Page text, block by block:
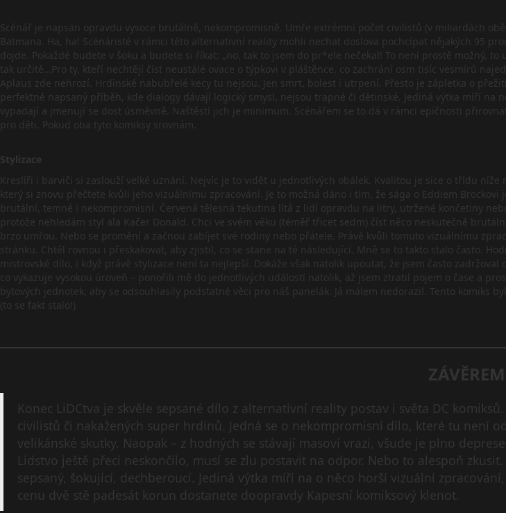
Scénář je napsán opravdu vysoce brutálně, nekompromisně. Umře extrémní počet civilistů (v miliardách
Batmana. Ha, ha! Scénáristé v rámci této alternativní reality mohli nechat doslova pochcípat nějakých 95
dojde. Pokaždé budete v šoku a budete si říkat: „no, tak to jsem do pr*ele nečekal! To není prostě možný,
tak určitě…Pro ty, kteří nechtějí číst neustálé ovace o týpkovi v pláštěnce, co zachrání osm tisíc vesmírů
Aplaus zde nehrozí. Hrdinské nabubřelé kecy tu nejsou. Jen smrt, bolest i utrpení. Přesto je zápletka o
perfektně napsaný příběh, kde dialogy dávají logický smysl, nejsou trapné či dětinské. Jediná výtka míří
vypadají a jmenují se dost úsměvně. Naštěstí jich je minimum. Scénářem se to dá v rámci epičnosti
pro děti. Pokud oba tyto komiksy srovnám.
Stylizace
Kreslíři i barviči si zaslouží velké uznání. Nejvíc je to vidět u jednotlivých obálek. Kvalitou je sice o třídu níže
který si znovu přečtete kvůli jeho vizuálnímu zpracování. Je to možná dáno i tím, že sága o Eddiem
brutální, temné i nekompromisní. Červená tělesná tekutina lítá z lidí opravdu na litry, utržené končetiny
protože nehledám styl ala Kačer Donald. Chci ve svém věku (téměř třicet sedm) číst něco neskutečně
brzo umřou. Nebo se promění a začnou zabíjet své rodiny nebo přátele. Právě kvůli tomuto vizuálnímu
stránku. Chtěl rovnou i přeskakovat, aby zjistil, co se stane na té následující. Mně se to takto stalo často.
mistrovské dílo, i když právě stylizace není ta nejlepší. Dokáže však natolik upoutat, že jsem často
co vykazuje vysokou úroveň – ponořili mě do jednotlivých událostí natolik, až jsem ztratil pojem o čase a
bytových jednotek, aby se odsouhlasily podstatné věci pro náš panelák. Já málem nedorazil. Tento komiks
(to se fakt stalo!)
ZÁVĚREM
Konec LiDCtva je skvěle sepsané dílo z alternativní reality postav i světa DC
civilistů či nakažených super hrdinů. Jedná se o nekompromisní dílo, které tu není
velikánské skutky. Naopak – z hodných se stávají masoví vrazi, všude je plno
Lidstvo ještě přeci neskončilo, musí se zlu postavit na odpor. Nebo to alespoň
sepsaný, šokující, dechberoucí. Jediná výtka míří na o něco horší vizuální
cenu dvě stě padesát korun dostanete doopravdy Kapesní komiksový klenot.